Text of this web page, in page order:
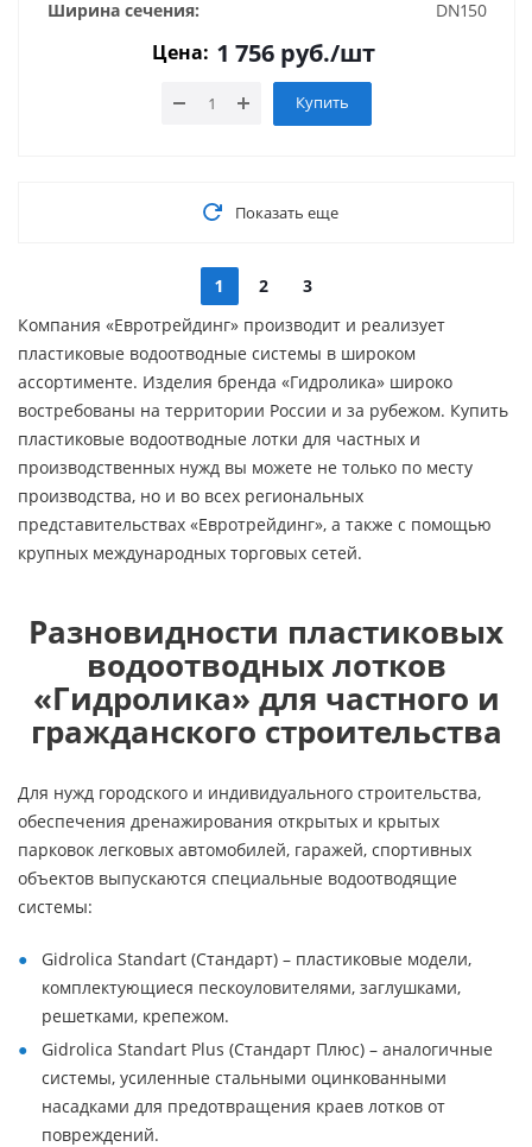
Ширина сечения: DN150
Цена: 1 756руб./шт
Купить
Показать еще
1 2
3
Компания «Евротрейдинг» производит и реализует
пластиковые водоотводные системы в широком
ассортименте. Изделия бренда «Гидролика» широко
востребованы на территории России и за рубежом. Купить
пластиковые водоотводные лотки для частных и
производственных нужд вы можете не только по месту
производства, но и во всех региональных
представительствах «Евротрейдинг», а также с помощью
крупных международных торговых сетей.
Разновидности пластиковых
водоотводных лотков
«Гидролика» для частного и
гражданского строительства
Для нужд городского и индивидуального строительства,
обеспечения дренажирования открытых и крытых
парковок легковых автомобилей, гаражей, спортивных
объектов выпускаются специальные водоотводящие
системы:
Gidrolica Standart (Стандарт) – пластиковые модели,
комплектующиеся пескоуловителями, заглушками,
решетками, крепежом.
Gidrolica Standart Plus (Стандарт Плюс) – аналогичные
системы, усиленные стальными оцинкованными
насадками для предотвращения краев лотков от
повреждений.